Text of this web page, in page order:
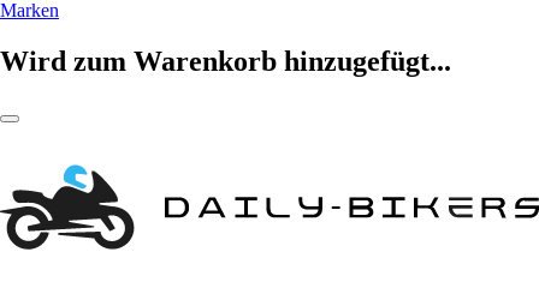
Marken
Wird zum Warenkorb hinzugefügt...